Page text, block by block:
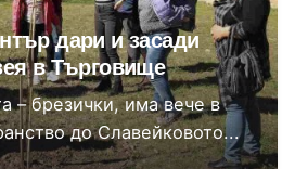
дари и засади
в Търговище
– брезички, има вече в
до Славейковото...